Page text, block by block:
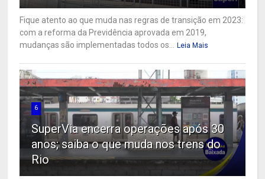
Fique atento ao que muda nas regras de transição em 2023:
com a reforma da Previdência aprovada em 2019,
mudanças são implementadas todos os...
Leia Mais
6
SuperVia encerra operações após 30
anos; saiba o que muda nos trens do
Rio